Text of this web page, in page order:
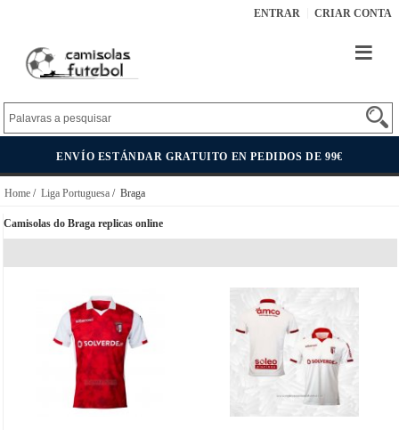
ENTRAR CRIAR CONTA
ENVÍO ESTÁNDAR GRATUITO EN PEDIDOS DE 99€
Home / Liga Portuguesa / Braga
Camisolas do Braga replicas online